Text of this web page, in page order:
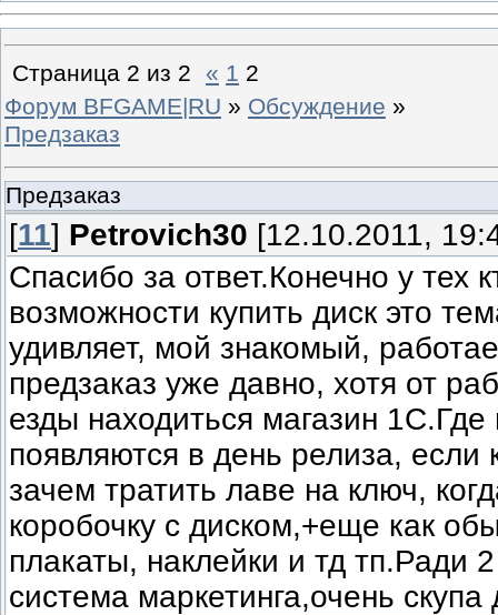
Страница 2 из 2 « 1 2
Форум BFGAME|RU » Обсуждение »
Предзаказ
Предзаказ
[11] Petrovich30 [12.10.2011,
Спасибо за ответ.Конечно у тех
возможности купить диск это
удивляет, мой знакомый,
предзаказ уже давно, хотя от
езды находиться магазин 1С.Где
появляются в день релиза, если
зачем тратить лаве на ключ,
коробочку с диском,+еще как
плакаты, наклейки и тд тп.Ради
система маркетинга,очень